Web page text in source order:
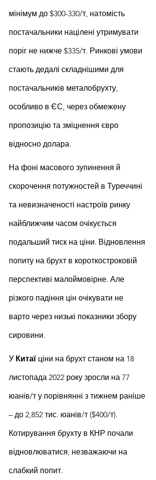
мінімум до $300-330/т, натомість
постачальники націлені утримувати
поріг не нижче $335/т. Ринкові умови
стають дедалі складнішими для
постачальників металобрухту,
особливо в ЄС, через обмежену
пропозицію та зміцнення євро
відносно долара.
На фоні масового зупинення й
скорочення потужностей в Туреччині
та невизначеності настроїв ринку
найближчим часом очікується
подальший тиск на ціни. Відновлення
попиту на брухт в короткостроковій
перспективі малоймовірне. Але
різкого падіння цін очікувати не
варто через низькі показники збору
сировини.
У Китаї ціни на брухт станом на 18
листопада 2022 року зросли на 77
юанів/т у порівнянні з тижнем раніше
– до 2,852 тис. юанів/т ($400/т).
Котирування брухту в КНР почали
відновлюватися, незважаючи на
слабкий попит.